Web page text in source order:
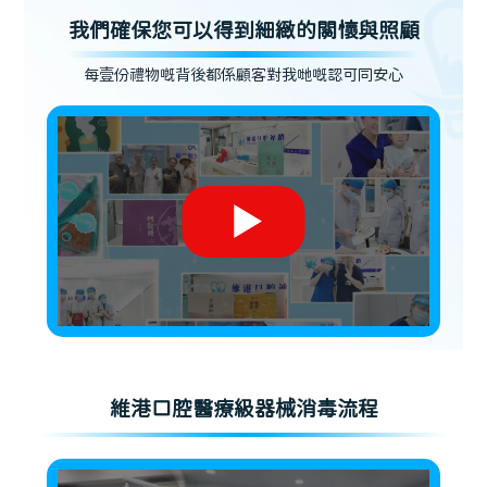
我們確保您可以得到細緻的關懷與照顧
每壹份禮物嘅背後都係顧客對我哋嘅認可同安心
維港口腔醫療級器械消毒流程